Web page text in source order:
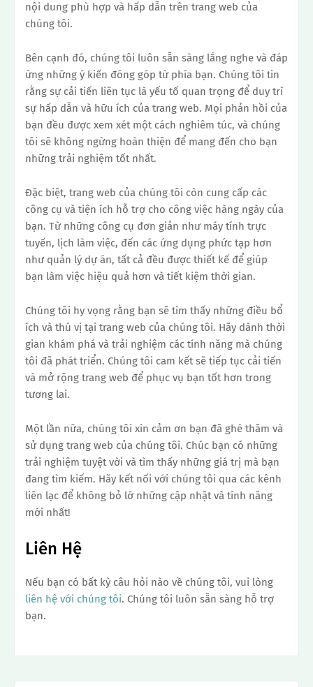
nội dung phù hợp và hấp dẫn trên trang web của
chúng tôi.
Bên cạnh đó, chúng tôi luôn sẵn sàng lắng nghe và đáp
ứng những ý kiến đóng góp từ phía bạn. Chúng tôi tin
rằng sự cải tiến liên tục là yếu tố quan trọng để duy trì
sự hấp dẫn và hữu ích của trang web. Mọi phản hồi của
bạn đều được xem xét một cách nghiêm túc, và chúng
tôi sẽ không ngừng hoàn thiện để mang đến cho bạn
những trải nghiệm tốt nhất.
Đặc biệt, trang web của chúng tôi còn cung cấp các
công cụ và tiện ích hỗ trợ cho công việc hàng ngày của
bạn. Từ những công cụ đơn giản như máy tính trực
tuyến, lịch làm việc, đến các ứng dụng phức tạp hơn
như quản lý dự án, tất cả đều được thiết kế để giúp
bạn làm việc hiệu quả hơn và tiết kiệm thời gian.
Chúng tôi hy vọng rằng bạn sẽ tìm thấy những điều bổ
ích và thú vị tại trang web của chúng tôi. Hãy dành thời
gian khám phá và trải nghiệm các tính năng mà chúng
tôi đã phát triển. Chúng tôi cam kết sẽ tiếp tục cải tiến
và mở rộng trang web để phục vụ bạn tốt hơn trong
tương lai.
Một lần nữa, chúng tôi xin cảm ơn bạn đã ghé thăm và
sử dụng trang web của chúng tôi. Chúc bạn có những
trải nghiệm tuyệt vời và tìm thấy những giá trị mà bạn
đang tìm kiếm. Hãy kết nối với chúng tôi qua các kênh
liên lạc để không bỏ lỡ những cập nhật và tính năng
mới nhất!
Liên Hệ
Nếu bạn có bất kỳ câu hỏi nào về chúng tôi, vui lòng
liên hệ với chúng tôi. Chúng tôi luôn sẵn sàng hỗ trợ
bạn.